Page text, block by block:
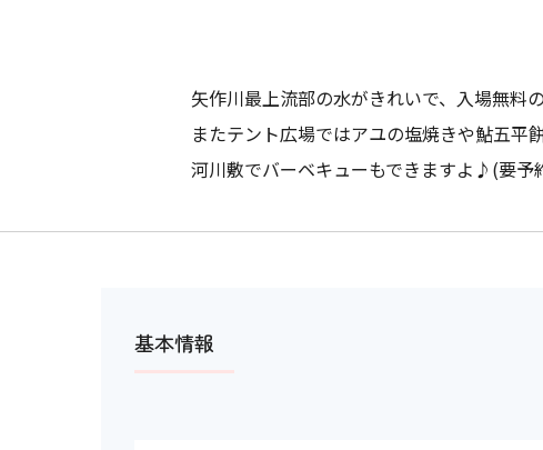
矢作川最上流部の水がきれいで、入場無料
またテント広場ではアユの塩焼きや鮎五平
河川敷でバーベキューもできますよ♪(要予
基本情報